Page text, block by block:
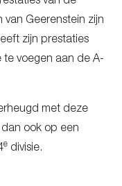
van Geerenstein zijn
zijn prestaties
voegen aan de A-
met deze
ook op een
e divisie.